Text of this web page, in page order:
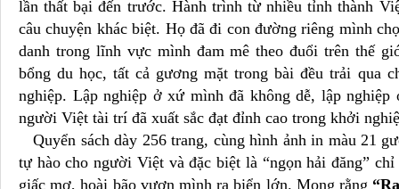
lần thất bại đến trước. Hành trình từ nhiều tỉnh thành
câu chuyện khác biệt. Họ đã đi con đường riêng mình
danh trong lĩnh vực mình đam mê theo đuổi trên thế
bổng du học, tất cả gương mặt trong bài đều trải qua
nghiệp. Lập nghiệp ở xứ mình đã không dễ, lập
người Việt tài trí đã xuất sắc đạt đỉnh cao trong khởi
Quyển sách dày 256 trang, cùng hình ảnh in màu 21
tự hào cho người Việt và đặc biệt là “ngọn hải đăng”
giấc mơ, hoài bão vươn mình ra biển lớn. Mong rằng